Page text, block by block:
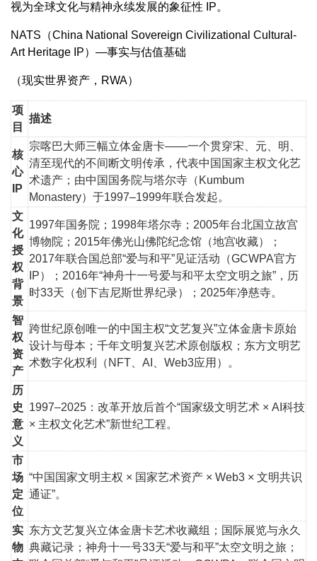
视为全球文化与精神永续发展的象征性 IP。
NATS（China National Sovereign Civilizational Cultural-
Art Heritage IP）—事实与估值基础
（现实世界资产，RWA）
项
目
描述
核
心
IP
宗喀巴大师三幅立体金唐卡——一个贯穿宋、元、明、
清至现代的不间断文明传承，代表中国国家主权文化艺
术遗产；由中国国务院与塔尔寺（Kumbum
Monastery）于1997–1999年联合发起。
文
化
授
权
背
景
1997年国务院；1998年塔尔寺；2005年台北国立故宫
博物院；2015年佛光山佛陀纪念馆（地宫收藏）；
2017年联合国总部“爱与和平”见证活动（GCWPA官方
IP）；2016年“神舟十一号爱与和平太空文明之旅”，历
时33天（创下吉尼斯世界纪录）；2025年净慈寺。
智
权
资
产
跨世纪原创唯一的中国主权“文艺复兴”立体金唐卡原始
设计与母本；千年文明复兴艺术原创版权；东方文明艺
术数字化权利（NFT、AI、Web3应用）。
历
史
意
义
1997–2025：改革开放后首个“国家级文明艺术 × AI科技
× 主权文化艺术”新世纪工程。
市
场
定
位
“中国国家文明主权 × 国家艺术资产 × Web3 × 文明共识
通证”。
实
物
东方文艺复兴立体金唐卡艺术收藏组；国际展览与永久
典藏记录；神舟十一号33天“爱与和平”太空文明之旅；